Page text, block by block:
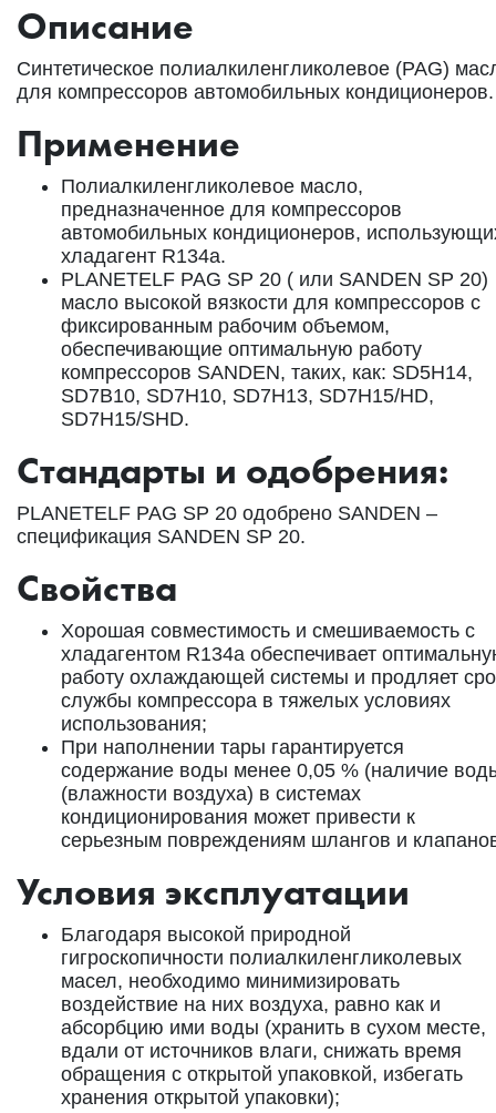
Описание
Синтетическое полиалкиленгликолевое (PAG)
для компрессоров автомобильных кондиционеров.
Применение
Полиалкиленгликолевое масло,
предназначенное для компрессоров
автомобильных кондиционеров,
хладагент R134a.
PLANETELF PAG SP 20 ( или SANDEN SP 20)
масло высокой вязкости для компрессоров с
фиксированным рабочим объемом,
обеспечивающие оптимальную работу
компрессоров SANDEN, таких, как: SD5H14,
SD7B10, SD7H10, SD7H13, SD7H15/HD,
SD7H15/SHD.
Стандарты и одобрения:
PLANETELF PAG SP 20 одобрено SANDEN –
спецификация SANDEN SP 20.
Свойства
Xорошая совместимость и смешиваемость с
хладагентом R134a обеспечивает
работу охлаждающей системы и продляет
службы компрессора в тяжелых условиях
использования;
При наполнении тары гарантируется
содержание воды менее 0,05 % (наличие
(влажности воздуха) в системах
кондиционирования может привести к
серьезным повреждениям шлангов и
Условия эксплуатации
Благодаря высокой природной
гигроскопичности полиалкиленгликолевых
масел, необходимо минимизировать
воздействие на них воздуха, равно как и
абсорбцию ими воды (хранить в сухом месте,
вдали от источников влаги, снижать время
обращения с открытой упаковкой, избегать
хранения открытой упаковки);